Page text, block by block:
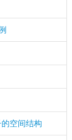
空间结构